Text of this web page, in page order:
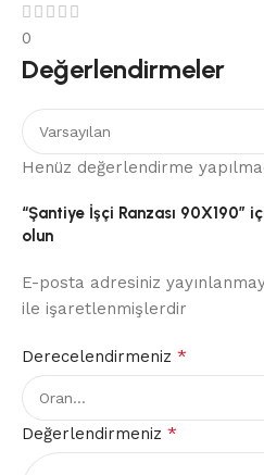
0
Değerlendirmeler
Henüz değerlendirme
“Şantiye İşçi Ranzası 90X190”
olun
E-posta adresiniz
ile işaretlenmişlerdir
Derecelendirmeniz *
Değerlendirmeniz *